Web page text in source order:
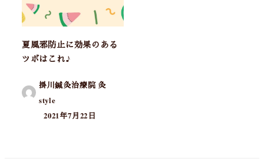
夏風邪防止に効果のある
ツボはこれ♪
掛川鍼灸治療院 灸
style
2021年7月22日